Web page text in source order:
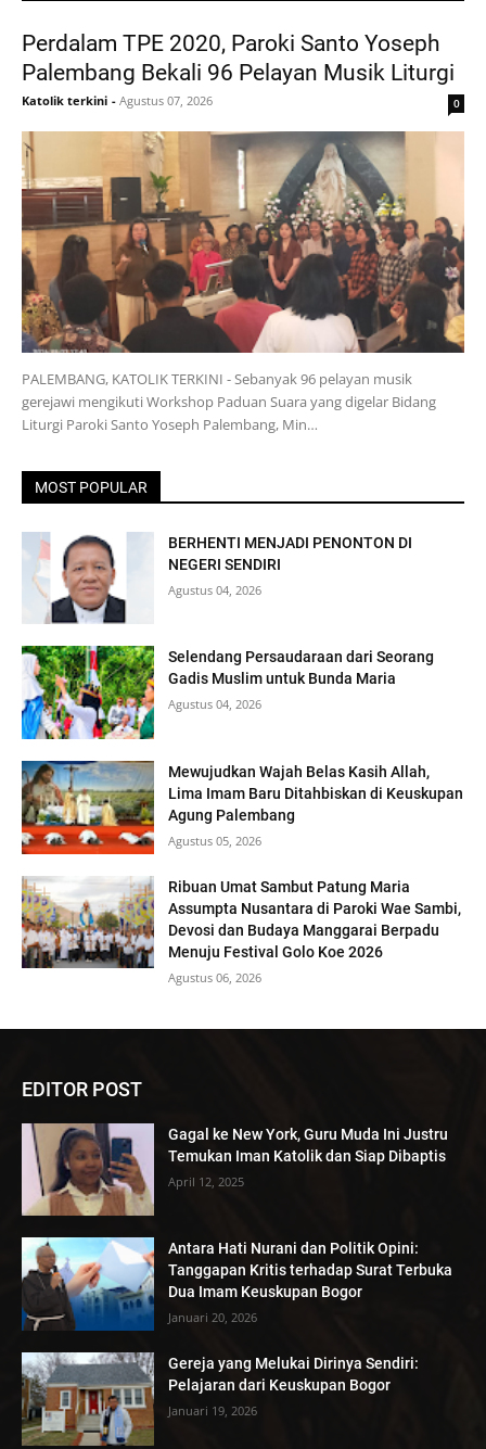
Perdalam TPE 2020, Paroki Santo Yoseph
Palembang Bekali 96 Pelayan Musik Liturgi
Katolik terkini - Agustus 07, 2026 0
PALEMBANG, KATOLIK TERKINI - Sebanyak 96 pelayan musik
gerejawi mengikuti Workshop Paduan Suara yang digelar Bidang
Liturgi Paroki Santo Yoseph Palembang, Min…
MOST POPULAR
BERHENTI MENJADI PENONTON DI
NEGERI SENDIRI
Agustus 04, 2026
Selendang Persaudaraan dari Seorang
Gadis Muslim untuk Bunda Maria
Agustus 04, 2026
Mewujudkan Wajah Belas Kasih Allah,
Lima Imam Baru Ditahbiskan di Keuskupan
Agung Palembang
Agustus 05, 2026
Ribuan Umat Sambut Patung Maria
Assumpta Nusantara di Paroki Wae Sambi,
Devosi dan Budaya Manggarai Berpadu
Menuju Festival Golo Koe 2026
Agustus 06, 2026
EDITOR POST
Gagal ke New York, Guru Muda Ini Justru
Temukan Iman Katolik dan Siap Dibaptis
April 12, 2025
Antara Hati Nurani dan Politik Opini:
Tanggapan Kritis terhadap Surat Terbuka
Dua Imam Keuskupan Bogor
Januari 20, 2026
Gereja yang Melukai Dirinya Sendiri:
Pelajaran dari Keuskupan Bogor
Januari 19, 2026